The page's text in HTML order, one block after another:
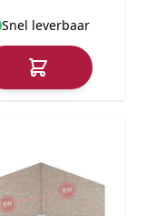
Snel leverbaar